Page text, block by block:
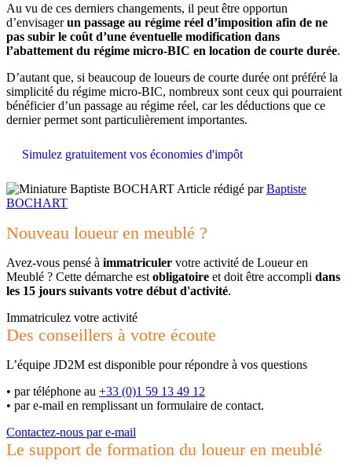
Au vu de ces derniers changements, il peut être opportun
d’envisagerun passage au régime réel d’imposition afin de ne
pas subir le coût d’une éventuelle modification dans
l’abattement du régime micro-BIC en location de courte durée.
D’autant que, si beaucoup de loueurs de courte durée ont préféré la
simplicité du régime micro-BIC, nombreux sont ceux qui pourraient
bénéficier d’un passage au régime réel, car les déductions que ce
dernier permet sont particulièrement importantes.
Simulez gratuitement vos économies d'impôt
Article rédigé parBaptiste
BOCHART
Nouveau loueur en meublé ?
Avez-vous pensé à immatriculer votre activité de Loueur en
Meublé ? Cette démarche est obligatoire et doit être accompli dans
les 15 jours suivants votre début d'activité.
Immatriculez votre activité
Des conseillers à votre écoute
L’équipe JD2M est disponible pour répondre à vos questions
• par téléphone au +33 (0)1 59 13 49 12
• par e-mail en remplissant un formulaire de contact.
Contactez-nous par e-mail
Le support de formation du loueur en meublé